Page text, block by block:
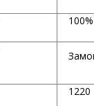
100%
1220